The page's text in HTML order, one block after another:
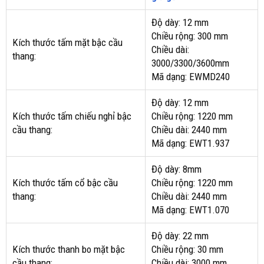
Kích thước tấm mặt bậc cầu
thang:
Độ dày: 12 mm
Chiều rộng: 300 mm
Chiều dài:
3000/3300/3600mm
Mã dạng: EWMD240
Kích thước tấm chiếu nghỉ bậc
cầu thang:
Độ dày: 12 mm
Chiều rộng: 1220 mm
Chiều dài: 2440 mm
Mã dạng: EWT1.937
Kích thước tấm cổ bậc cầu
thang:
Độ dày: 8mm
Chiều rộng: 1220 mm
Chiều dài: 2440 mm
Mã dạng: EWT1.070
Kích thước thanh bo mặt bậc
Độ dày: 22 mm
Chiều rộng: 30 mm